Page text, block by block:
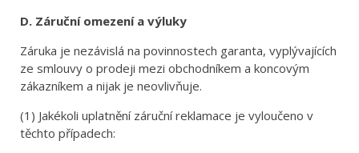
D. Záruční omezení a výluky
Záruka je nezávislá na povinnostech garanta, vyplývajících
ze smlouvy o prodeji mezi obchodníkem a koncovým
zákazníkem a nijak je neovlivňuje.
(1) Jakékoli uplatnění záruční reklamace je vyloučeno v
těchto případech: